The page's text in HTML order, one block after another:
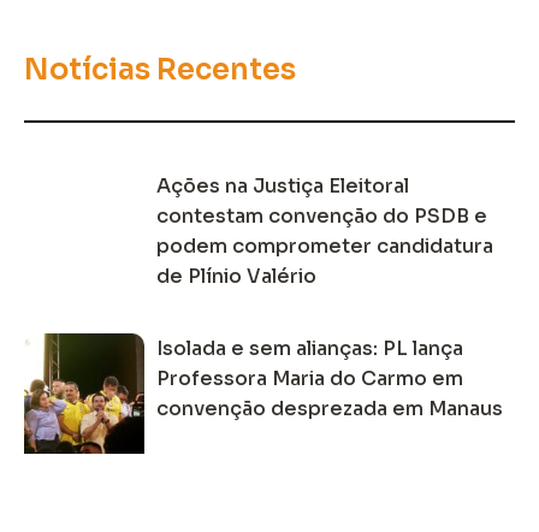
Notícias Recentes
Ações na Justiça Eleitoral
contestam convenção do PSDB e
podem comprometer candidatura
de Plínio Valério
Isolada e sem alianças: PL lança
Professora Maria do Carmo em
convenção desprezada em Manaus